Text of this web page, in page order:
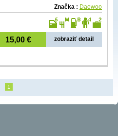
Značka : Daewoo
15,00 € zobraziť detail
1